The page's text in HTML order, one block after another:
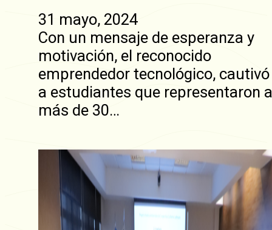
31 mayo, 2024
Con un mensaje de esperanza y
motivación, el reconocido
emprendedor tecnológico, cautivó
a estudiantes que representaron a
más de 30…